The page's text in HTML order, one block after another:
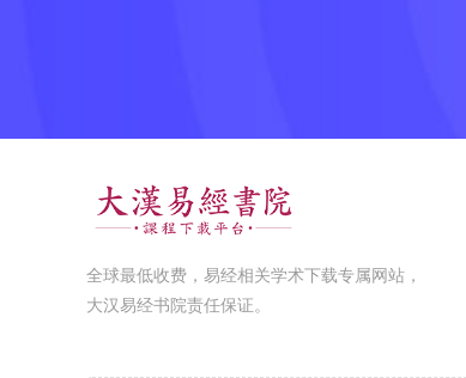
全球最低收费，易经相关学术下载专属网站，
大汉易经书院责任保证。